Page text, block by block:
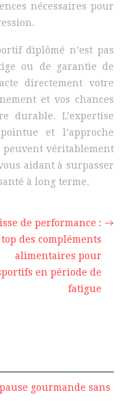
nécessaires pour
diplômé n’est pas
ou de garantie de
directement votre
et vos chances
durable. L’expertise
et l’approche
véritablement
aidant à surpasser
à long terme.
de performance :
top des compléments
alimentaires pour
en période de
fatigue
gourmande sans